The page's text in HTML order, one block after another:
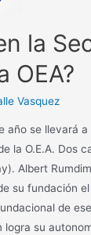
la
OEA?
Vasquez
año se llevará
la O.E.A. Dos
Albert
su fundación
de
logra su